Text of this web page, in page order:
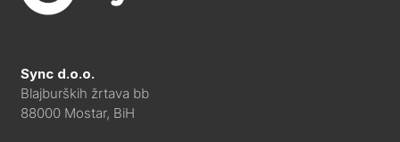
Sync d.o.o.
Blajburških žrtava bb
88000 Mostar, BiH